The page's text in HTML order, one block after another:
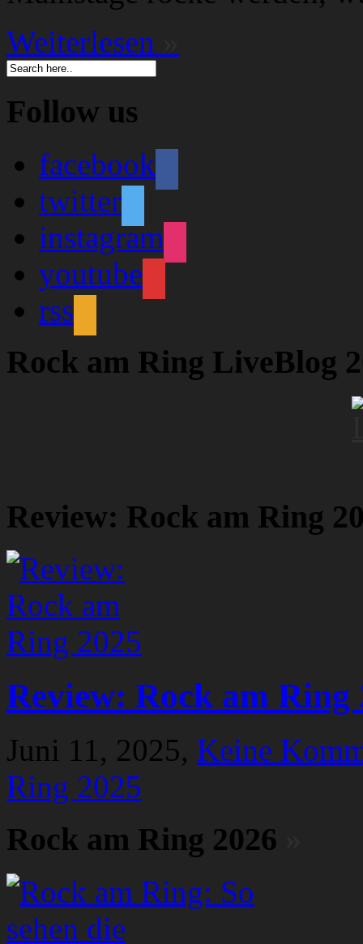
Weiterlesen
Follow us
facebook
twitter
instagram
youtube
rss
Rock am Ring LiveBlog
Review: Rock am Ring
Review: Rock am Ring
Juni 11, 2025, Keine
Ring 2025
Rock am Ring 2026